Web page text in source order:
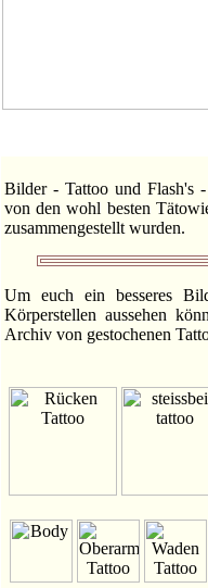
Bilder - Tattoo und Flash's
von den wohl besten
zusammengestellt wurden.
Um euch ein besseres
Körperstellen aussehen
Archiv von gestochenen